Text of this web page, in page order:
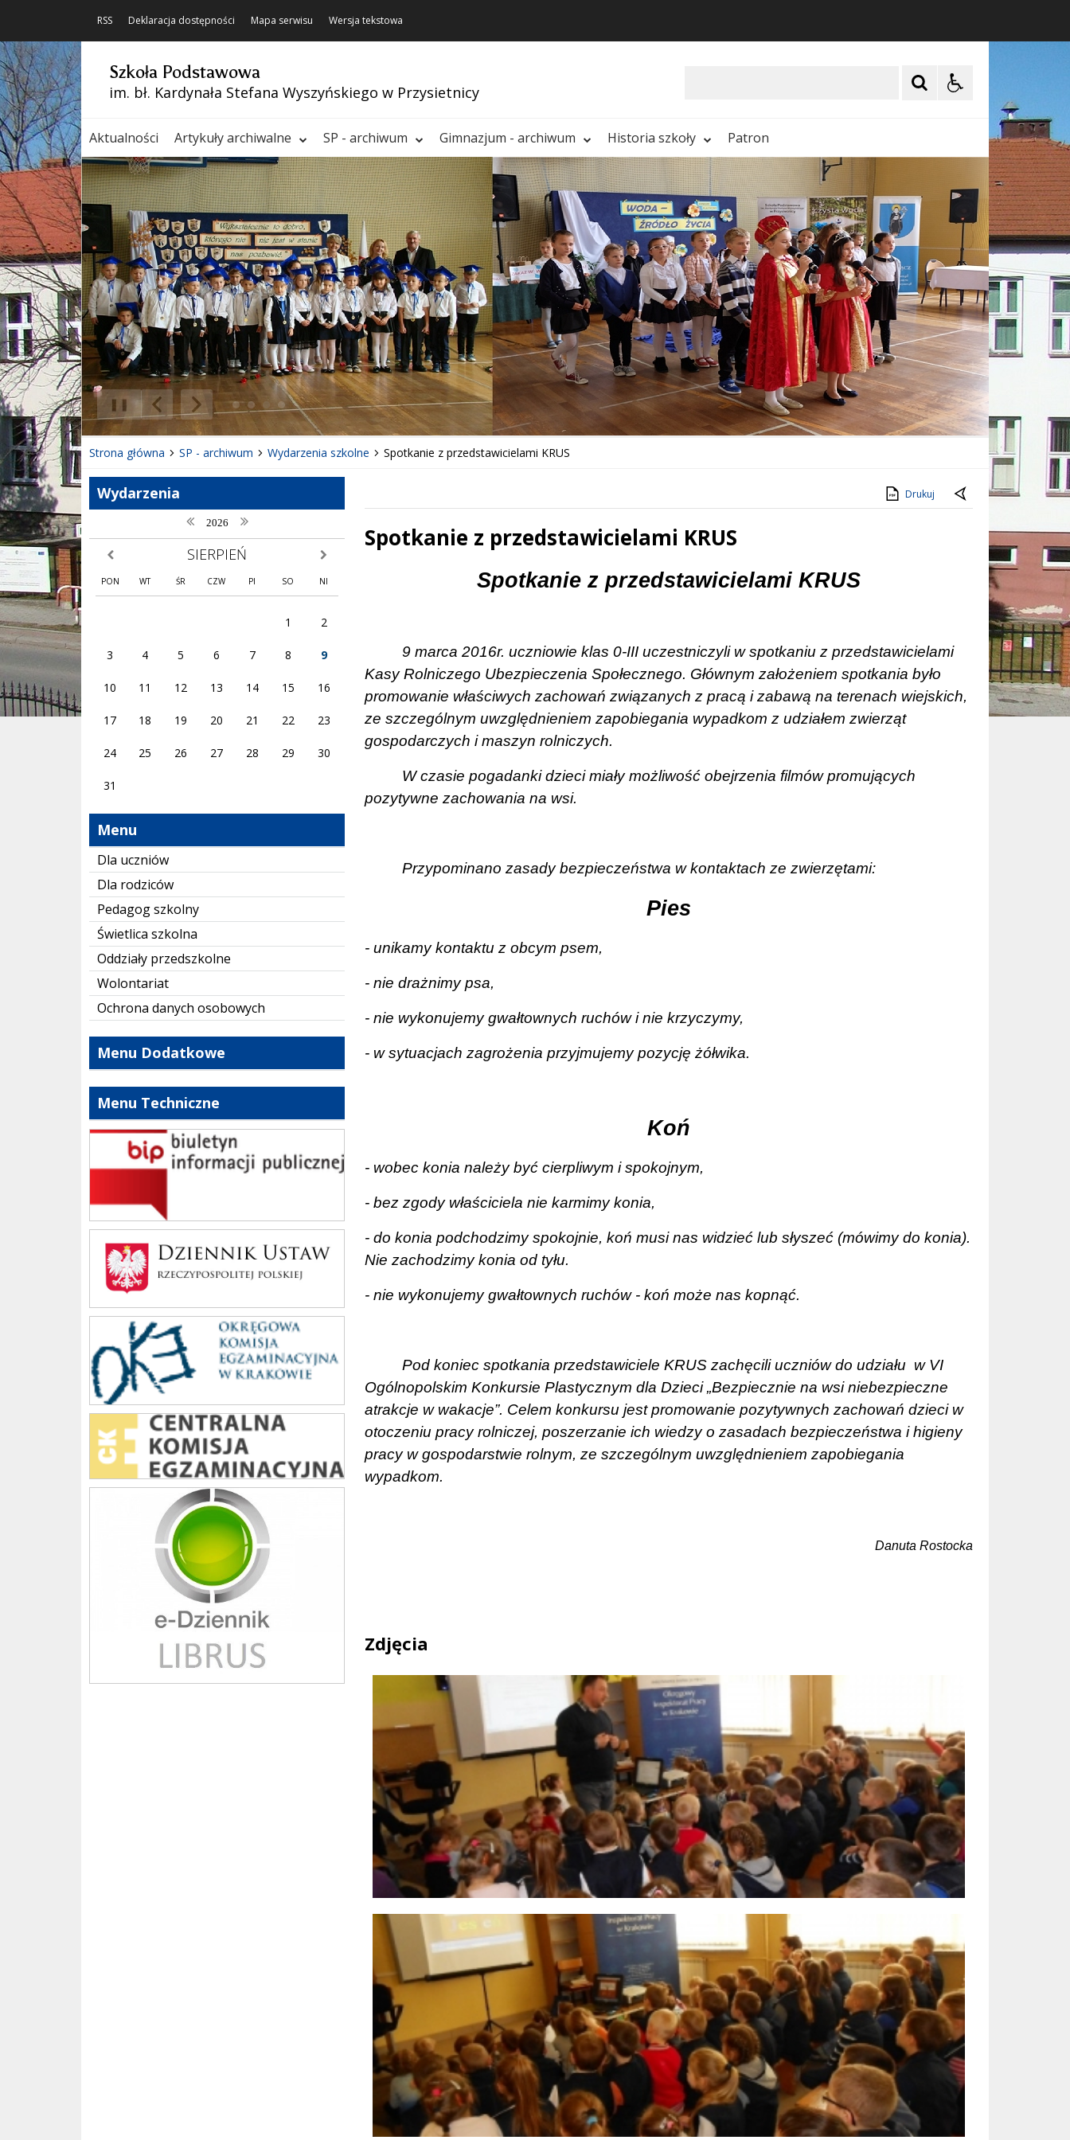
RSS Deklaracja dostępności Mapa serwisu Wersja tekstowa
Szkoła Podstawowa
im. bł. Kardynała Stefana Wyszyńskiego w Przysietnicy
Aktualności Artykuły archiwalne SP - archiwum Gimnazjum - archiwum Historia szkoły Patron
Poprzedni Element
Następny Element
❚❚
Strona główna SP - archiwum Wydarzenia szkolne Spotkanie z przedstawicielami KRUS
Wydarzenia
poprzedni rok
2026 następny rok
poprzedni miesiąc SIERPIEŃ następny miesiąc
PON WT ŚR CZW PI SO NI
1 2
3 4 5 6 7 8 9
10 11 12 13 14 15 16
17 18 19 20 21 22 23
24 25 26 27 28 29 30
31
Menu
Dla uczniów
Dla rodziców
Pedagog szkolny
Świetlica szkolna
Oddziały przedszkolne
Wolontariat
Ochrona danych osobowych
Menu Dodatkowe
Menu Techniczne
bip szkoły
Dziennik Polski
oke_krakow
cke
Librus szkoła
Drukuj
Spotkanie z przedstawicielami KRUS
Spotkanie z przedstawicielami KRUS
9 marca 2016r. uczniowie klas 0-III uczestniczyli w spotkaniu z przedstawicielami
Kasy Rolniczego Ubezpieczenia Społecznego. Głównym założeniem spotkania było
promowanie właściwych zachowań związanych z pracą i zabawą na terenach wiejskich,
ze szczególnym uwzględnieniem zapobiegania wypadkom z udziałem zwierząt
gospodarczych i maszyn rolniczych.
W czasie pogadanki dzieci miały możliwość obejrzenia filmów promujących
pozytywne zachowania na wsi.
Przypominano zasady bezpieczeństwa w kontaktach ze zwierzętami:
Pies
- unikamy kontaktu z obcym psem,
- nie drażnimy psa,
- nie wykonujemy gwałtownych ruchów i nie krzyczymy,
- w sytuacjach zagrożenia przyjmujemy pozycję żółwika.
Koń
- wobec konia należy być cierpliwym i spokojnym,
- bez zgody właściciela nie karmimy konia,
- do konia podchodzimy spokojnie, koń musi nas widzieć lub słyszeć (mówimy do konia).
Nie zachodzimy konia od tyłu.
- nie wykonujemy gwałtownych ruchów - koń może nas kopnąć.
Pod koniec spotkania przedstawiciele KRUS zachęcili uczniów do udziału w VI
Ogólnopolskim Konkursie Plastycznym dla Dzieci „Bezpiecznie na wsi niebezpieczne
atrakcje w wakacje”. Celem konkursu jest promowanie pozytywnych zachowań dzieci w
otoczeniu pracy rolniczej, poszerzanie ich wiedzy o zasadach bezpieczeństwa i higieny
pracy w gospodarstwie rolnym, ze szczególnym uwzględnieniem zapobiegania
wypadkom.
Danuta Rostocka
Zdjęcia